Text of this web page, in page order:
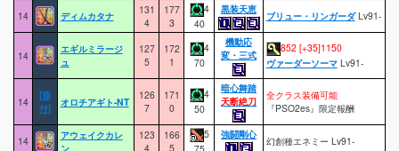
14
ディムカタナ
131
4
177
3
4
40
黒装天恵
ブリュー・リンガーダLv91-
14
エギルミラージ
ュ
127
5
172
1
4
70
機動応
変・三式
852 [+35]1150
ヴァーダーソーマLv91-
14
[添
付]
オロチアギト-NT
126
7
171
0
4
50
暗心舞踏
天断絶刀
全クラス装備可能
『PSO2es』限定報酬
14
アウェイクカレ
ン
123
4
166
5
5
強闘剛心
幻創種エネミー Lv91-